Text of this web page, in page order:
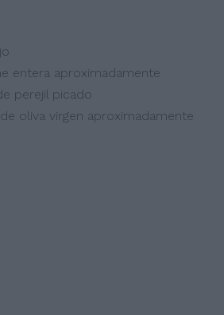
aproximadamente
perejil picado
virgen aproximadamente